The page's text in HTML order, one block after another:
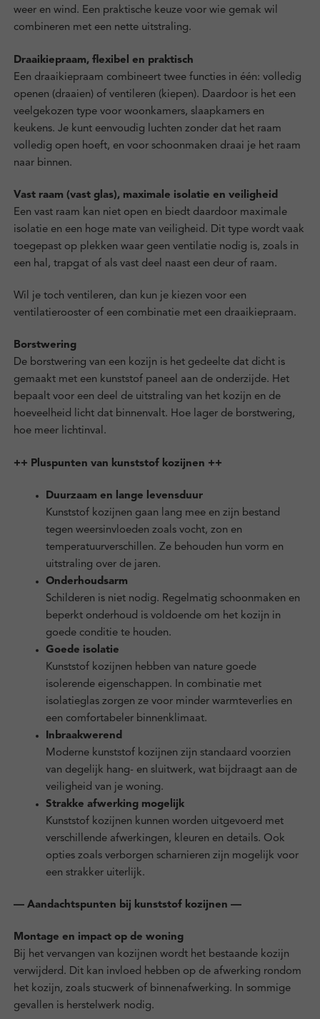
weer en wind. Een praktische keuze voor wie gemak wil
combineren met een nette uitstraling.
Draaikiepraam, flexibel en praktisch
Een draaikiepraam combineert twee functies in één: volledig
openen (draaien) of ventileren (kiepen). Daardoor is het een
veelgekozen type voor woonkamers, slaapkamers en
keukens. Je kunt eenvoudig luchten zonder dat het raam
volledig open hoeft, en voor schoonmaken draai je het raam
naar binnen.
Vast raam (vast glas), maximale isolatie en veiligheid
Een vast raam kan niet open en biedt daardoor maximale
isolatie en een hoge mate van veiligheid. Dit type wordt vaak
toegepast op plekken waar geen ventilatie nodig is, zoals in
een hal, trapgat of als vast deel naast een deur of raam.
Wil je toch ventileren, dan kun je kiezen voor een
ventilatierooster of een combinatie met een draaikiepraam.
Borstwering
De borstwering van een kozijn is het gedeelte dat dicht is
gemaakt met een kunststof paneel aan de onderzijde. Het
bepaalt voor een deel de uitstraling van het kozijn en de
hoeveelheid licht dat binnenvalt. Hoe lager de borstwering,
hoe meer lichtinval.
++ Pluspunten van kunststof kozijnen ++
Duurzaam en lange levensduur
Kunststof kozijnen gaan lang mee en zijn bestand
tegen weersinvloeden zoals vocht, zon en
temperatuurverschillen. Ze behouden hun vorm en
uitstraling over de jaren.
Onderhoudsarm
Schilderen is niet nodig. Regelmatig schoonmaken en
beperkt onderhoud is voldoende om het kozijn in
goede conditie te houden.
Goede isolatie
Kunststof kozijnen hebben van nature goede
isolerende eigenschappen. In combinatie met
isolatieglas zorgen ze voor minder warmteverlies en
een comfortabeler binnenklimaat.
Inbraakwerend
Moderne kunststof kozijnen zijn standaard voorzien
van degelijk hang- en sluitwerk, wat bijdraagt aan de
veiligheid van je woning.
Strakke afwerking mogelijk
Kunststof kozijnen kunnen worden uitgevoerd met
verschillende afwerkingen, kleuren en details. Ook
opties zoals verborgen scharnieren zijn mogelijk voor
een strakker uiterlijk.
— Aandachtspunten bij kunststof kozijnen —
Montage en impact op de woning
Bij het vervangen van kozijnen wordt het bestaande kozijn
verwijderd. Dit kan invloed hebben op de afwerking rondom
het kozijn, zoals stucwerk of binnenafwerking. In sommige
gevallen is herstelwerk nodig.